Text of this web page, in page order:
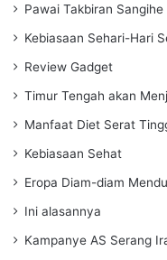
Pawai Takbiran Sangihe
Kebiasaan Sehari-Hari
Review Gadget
Timur Tengah akan
Manfaat Diet Serat
Kebiasaan Sehat
Eropa Diam-diam
Ini alasannya
Kampanye AS Serang